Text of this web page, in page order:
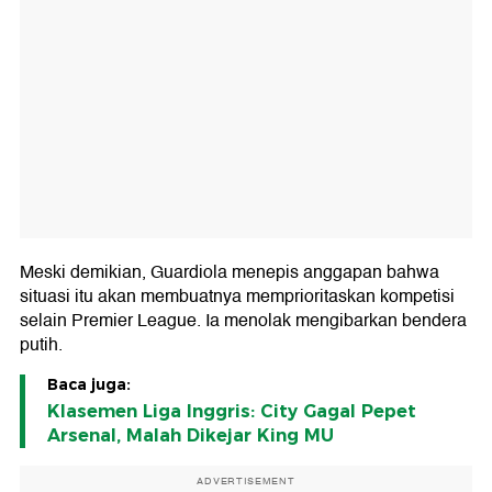
Meski demikian, Guardiola menepis anggapan bahwa
situasi itu akan membuatnya memprioritaskan kompetisi
selain Premier League. Ia menolak mengibarkan bendera
putih.
Baca juga:
Klasemen Liga Inggris: City Gagal Pepet
Arsenal, Malah Dikejar King MU
ADVERTISEMENT